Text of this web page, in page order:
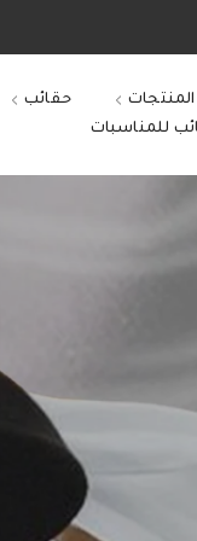
المنتجات حقائب
للمناسبات